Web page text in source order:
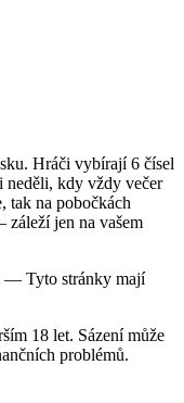
Hráči vybírají 6 čísel
neděli, kdy vždy večer
tak na pobočkách
záleží jen na vašem
— Tyto stránky mají
18 let. Sázení může
problémů.